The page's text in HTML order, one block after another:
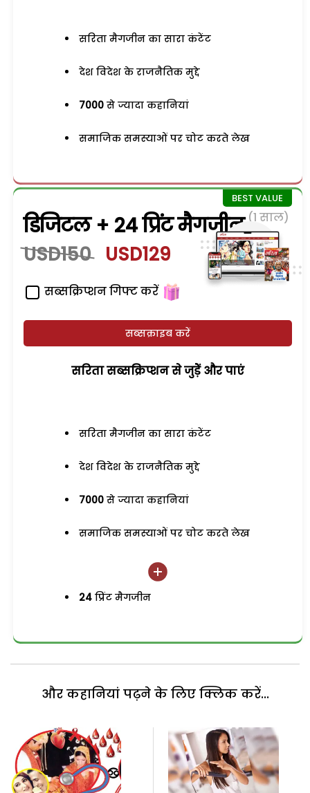
सरिता मैगजीन का सारा कंटेंट
देश विदेश के राजनैतिक मुद्दे
7000 से ज्यादा कहानियां
समाजिक समस्याओं पर चोट करते लेख
डिजिटल + 24 प्रिंट मैगजीन (1 साल)
USD150 USD129
सब्सक्रिप्शन गिफ्ट करें
सब्सक्राइब करें
सरिता सब्सक्रिप्शन से जुड़ेें और पाएं
सरिता मैगजीन का सारा कंटेंट
देश विदेश के राजनैतिक मुद्दे
7000 से ज्यादा कहानियां
समाजिक समस्याओं पर चोट करते लेख
24 प्रिंट मैगजीन
और कहानियां पढ़ने के लिए क्लिक करें...